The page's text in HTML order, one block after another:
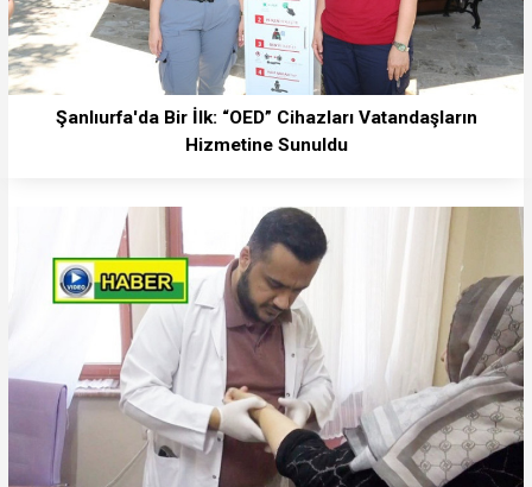
Şanlıurfa'da Bir İlk: “OED” Cihazları Vatandaşların
Hizmetine Sunuldu